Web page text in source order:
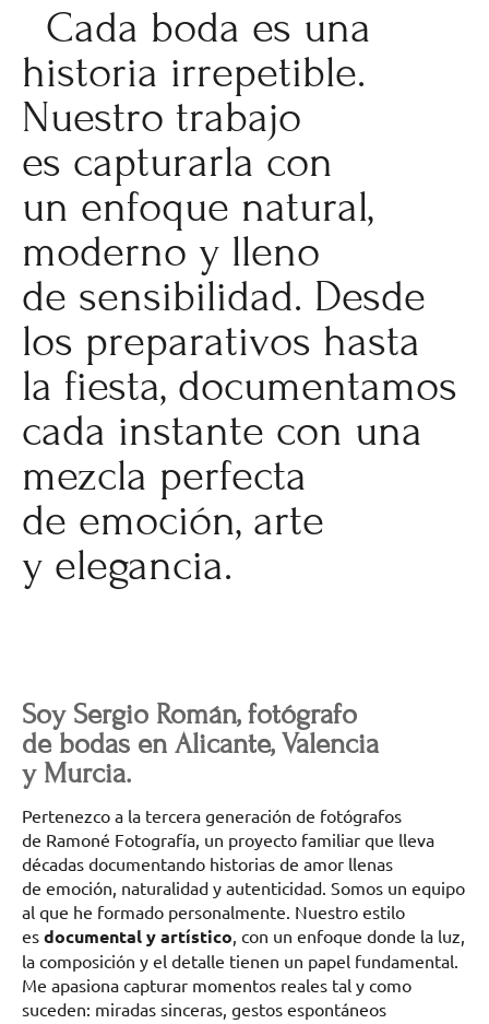
Cada boda es una
historia irrepetible.
Nuestro trabajo
es capturarla con
un enfoque natural,
moderno y lleno
de sensibilidad. Desde
los preparativos hasta
la fiesta, documentamos
cada instante con una
mezcla perfecta
de emoción, arte
y elegancia.
Soy Sergio Román, fotógrafo
de bodas en Alicante, Valencia
y Murcia.
Pertenezco a la tercera generación de fotógrafos
de Ramoné Fotografía, un proyecto familiar que lleva
décadas documentando historias de amor llenas
de emoción, naturalidad y autenticidad. Somos un equipo
al que he formado personalmente. Nuestro estilo
es documental y artístico , con un enfoque donde la luz,
la composición y el detalle tienen un papel fundamental.
Me apasiona capturar momentos reales tal y como
suceden: miradas sinceras, gestos espontáneos